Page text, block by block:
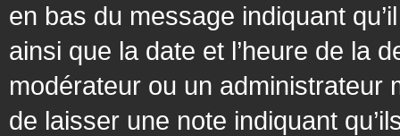
en bas du message indiquant
ainsi que la date et l’heure de la
modérateur ou un administrateur
de laisser une note indiquant